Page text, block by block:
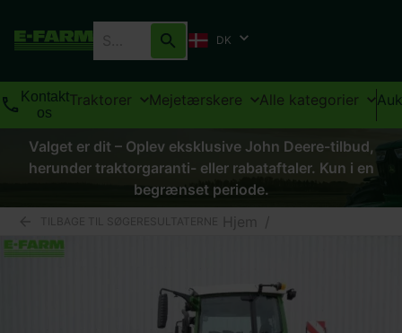
DK
Kontakt
os
Traktorer Mejetærskere Alle kategorier
Valget er dit – Oplev eksklusive John Deere-tilbud,
herunder traktorgaranti- eller rabataftaler. Kun i en
begrænset periode.
TILBAGE TIL SØGERESULTATERNE Hjem /